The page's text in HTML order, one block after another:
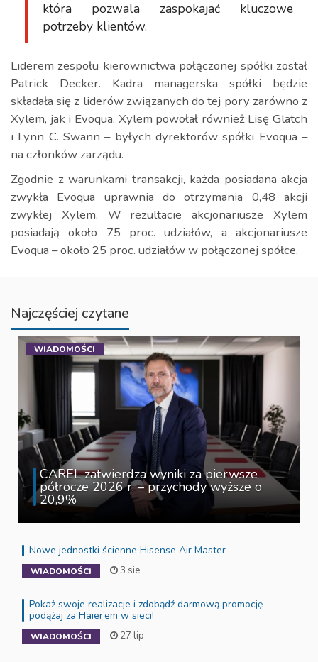
która pozwala zaspokajać kluczowe
potrzeby klientów.
Liderem zespołu kierownictwa połączonej spółki został
Patrick Decker. Kadra managerska spółki będzie
składała się z liderów związanych do tej pory zarówno z
Xylem, jak i Evoqua. Xylem powołał również Lisę Glatch
i Lynn C. Swann – byłych dyrektorów spółki Evoqua –
na członków zarządu.
Zgodnie z warunkami transakcji, każda posiadana akcja
zwykła Evoqua uprawnia do otrzymania 0,48 akcji
zwykłej Xylem. W rezultacie akcjonariusze Xylem
posiadają około 75 proc. udziałów, a akcjonariusze
Evoqua – około 25 proc. udziałów w połączonej spółce.
Najczęściej czytane
CAREL zatwierdza wyniki za pierwsze
półrocze 2026 r. – przychody wyższe o
20,9%
WIADOMOŚCI
Nowe jednostki ścienne Hisense Air Master
WIADOMOŚCI 3 sie
Pokaż swoje realizacje i zdobądź darmową promocję –
podążaj za Haier’em w sieci!
WIADOMOŚCI 27 lip